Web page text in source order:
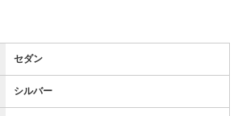
セダン
シルバー